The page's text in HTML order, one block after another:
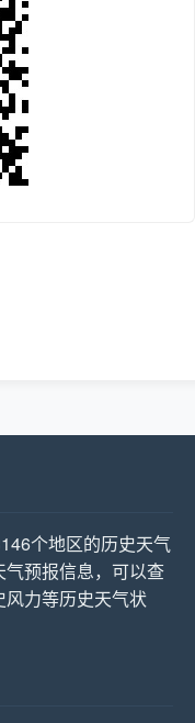
个地区的历史天气
预报信息，可以查
力等历史天气状